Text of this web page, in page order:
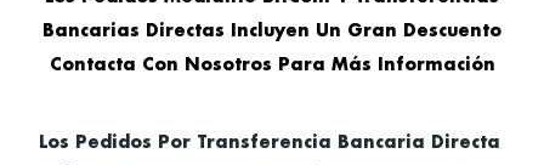
Bancarias Directas Incluyen Un Gran Descuento
Contacta Con Nosotros Para Más Información
Los Pedidos Por Transferencia Bancaria Directa